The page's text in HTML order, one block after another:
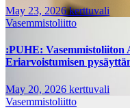
May 23, 2026kerttuvali
Vasemmistoliitto
:PUHE: Vasemmistoliiton
Eriarvoistumisen
May 20, 2026 kerttuvali
Vasemmistoliitto